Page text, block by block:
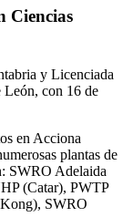
Ciencias
y Licenciada
León, con 16 de
en Acciona
plantas de
SWRO Adelaida
(Catar), PWTP
SWRO